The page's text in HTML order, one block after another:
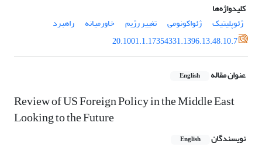
کلیدواژه‌ها
ژئوپلیتیک
ژئواکونومی تغییر رژیم خاورمیانه
راهبرد
20.1001.1.17354331.1396.13.48.10.7
عنوان مقاله English
Review of US Foreign Policy in the Middle East
Looking to the Future
نویسندگان English